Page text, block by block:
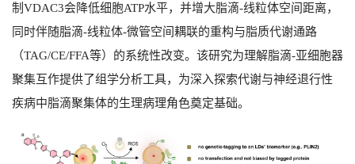
制VDAC3会降低细胞ATP水平，并增大脂滴-线粒体空间距离，
同时伴随脂滴-线粒体-微管空间耦联的重构与脂质代谢通路
（TAG/CE/FFA等）的系统性改变。该研究为理解脂滴-亚细胞器
聚集互作提供了组学分析工具，为深入探索代谢与神经退行性
疾病中脂滴聚集体的生理病理角色奠定基础。